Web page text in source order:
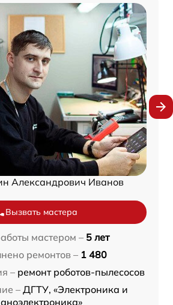
Александрович Иванов
Вызвать мастера
мастером – 5 лет
ремонтов – 1 480
– ремонт роботов-пылесосов
– ДГТУ, «Электроника и